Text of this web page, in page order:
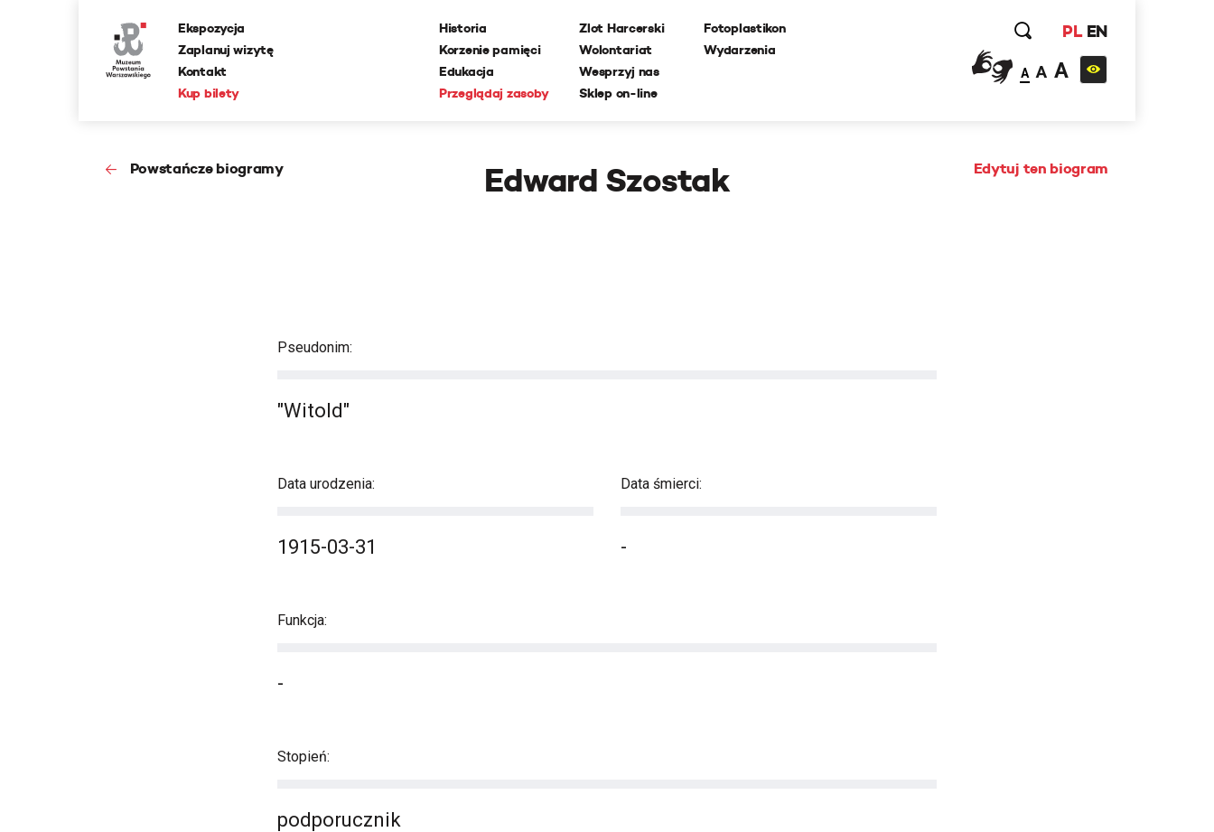
Ekspozycja
Zaplanuj wizytę
Kontakt
Kup bilety
Historia
Korzenie pamięci
Edukacja
Przeglądaj zasoby
Zlot Harcerski
Wolontariat
Wesprzyj nas
Sklep on-line
Fotoplastikon
Wydarzenia
PL EN
A A A
Powstańcze biogramy Edytuj ten biogram
Edward Szostak
Pseudonim:
"Witold"
Data urodzenia:
1915-03-31
Data śmierci:
-
Funkcja:
-
Stopień:
podporucznik